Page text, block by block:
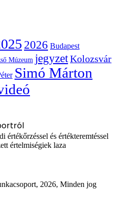
2026 Budapest
Múzeum jegyzetKolozsvár
Simó Márton
és értékteremtéssel
értelmiségiek laza
2026, Minden jog